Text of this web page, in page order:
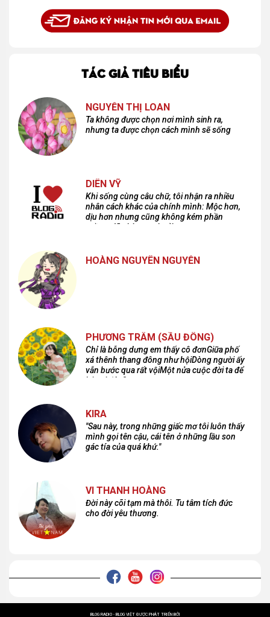
TÁC GIẢ TIÊU BIỂU
NGUYỄN THỊ LOAN
Ta không được chọn nơi mình sinh ra,
nhưng ta được chọn cách mình sẽ sống
DIÊN VỸ
Khi sống cùng câu chữ, tôi nhận ra nhiều
nhân cách khác của chính mình: Mộc hơn,
dịu hơn nhưng cũng không kém phần
cuồng dã và hoang hoải...
HOÀNG NGUYÊN NGUYỄN
PHƯƠNG TRÂM (SẦU ĐÔNG)
Chỉ là bỗng dưng em thấy cô đơnGiữa phố
xá thênh thang đông như hộiDòng người ấy
vẫn bước qua rất vộiMột nửa cuộc đời ta để
lại nơi đâu?
KIRA
"Sau này, trong những giấc mơ tôi luôn thấy
mình gọi tên cậu, cái tên ở những lầu son
gác tía của quá khứ."
VI THANH HOÀNG
Đời này cõi tạm mà thôi. Tu tâm tích đức
cho đời yêu thương.
BLOG RADIO - BLOG VIỆT ĐƯỢC PHÁT TRIỂN BỞI